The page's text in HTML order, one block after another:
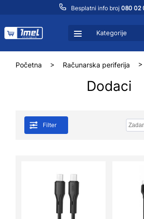
Besplatni info broj 080 02
Kategorije
Početna > Računarska periferija
Dodaci
Filter